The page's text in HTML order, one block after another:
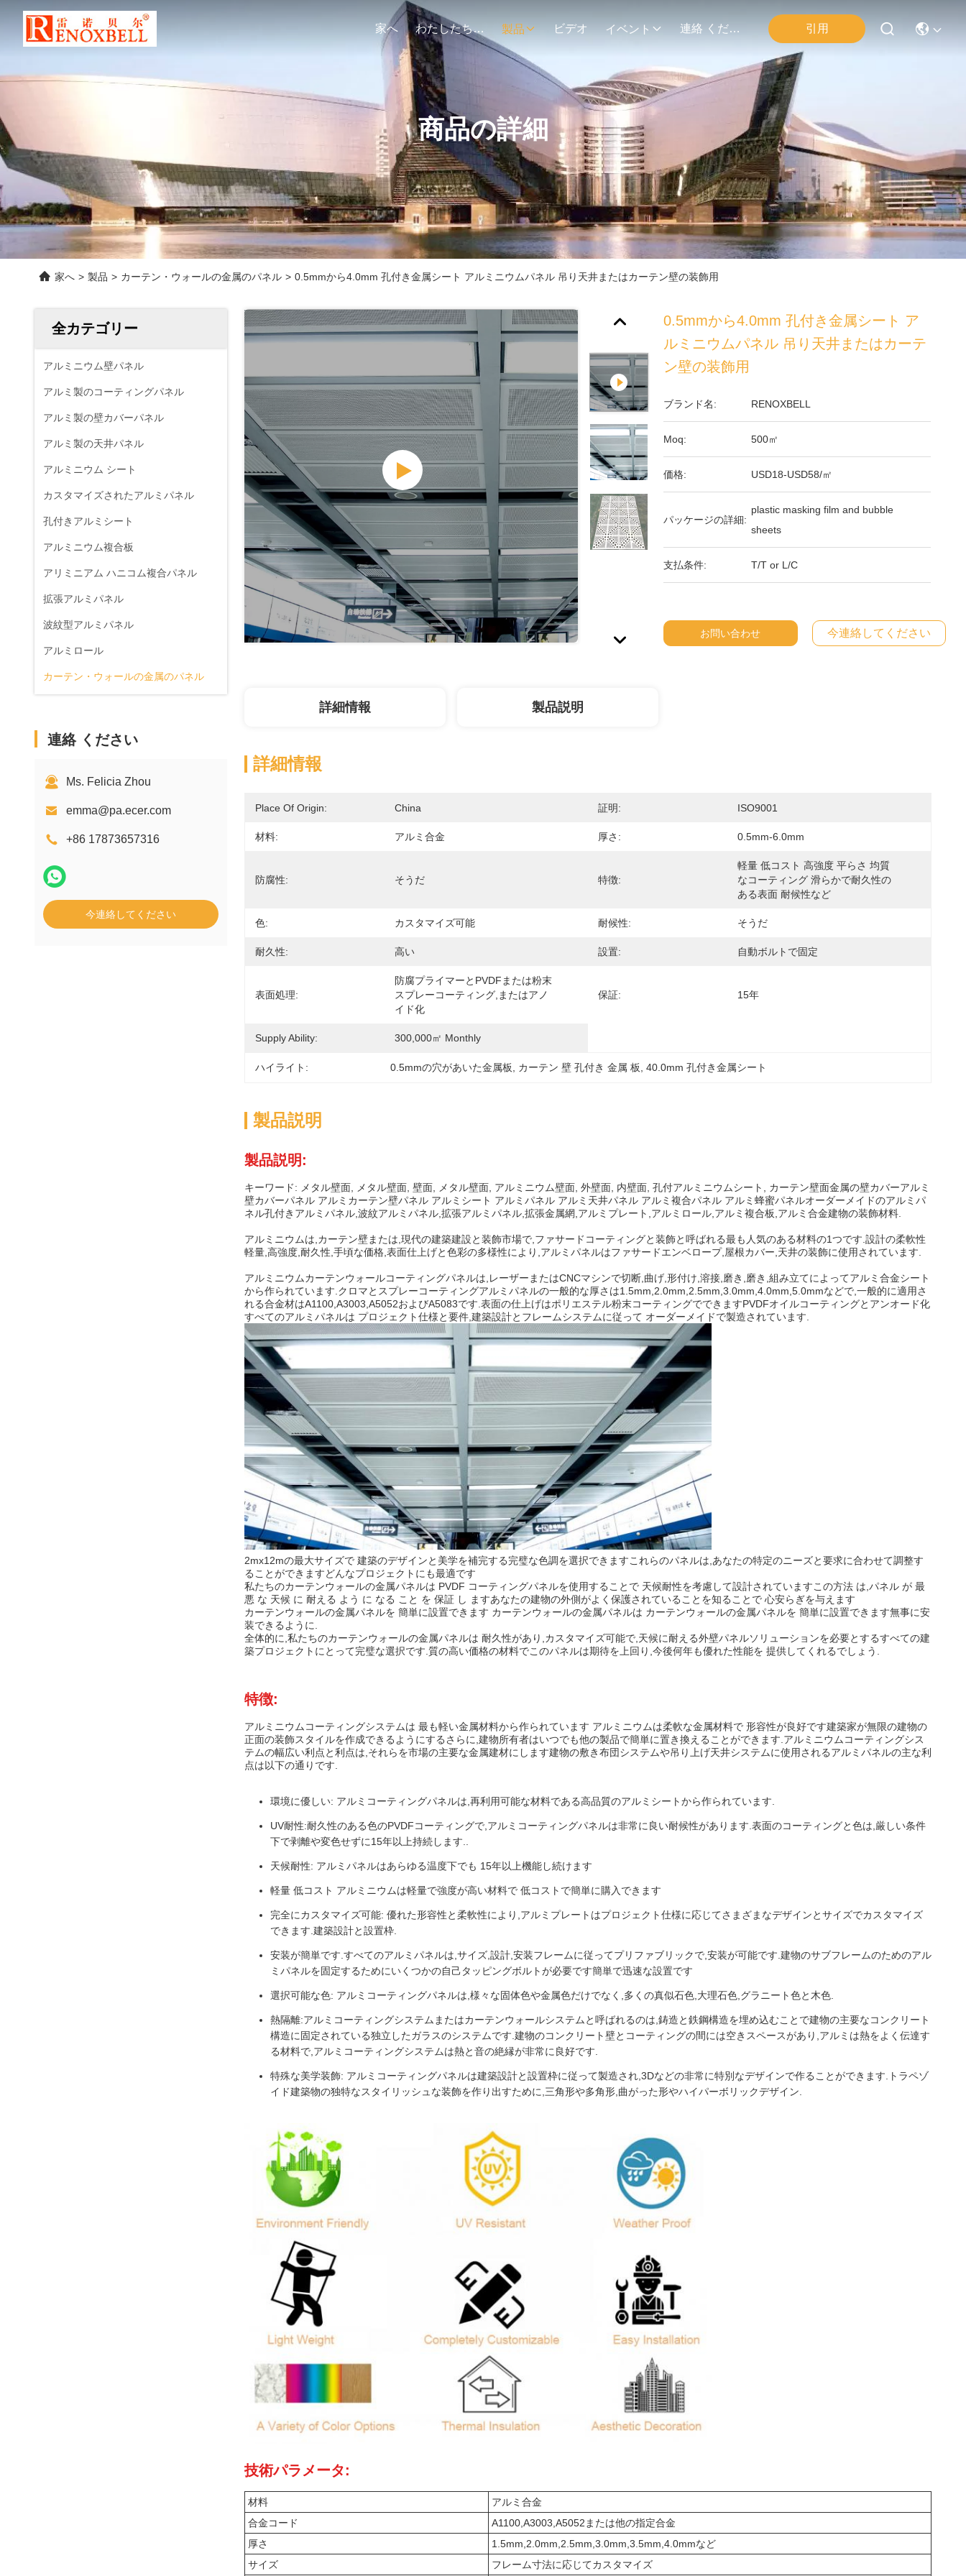
家へ わたしたち に つい て 製品 ビデオ イベント 連絡 ください 引用
商品の詳細
家へ > 製品 > カーテン・ウォールの金属のパネル > 0.5mmから4.0mm 孔付き金属シート アルミニウムパネル 吊り天井またはカーテン壁の装飾用
全カテゴリー
アルミニウム壁パネル
アルミ製のコーティングパネル
アルミ製の壁カバーパネル
アルミ製の天井パネル
アルミニウム シート
カスタマイズされたアルミパネル
孔付きアルミシート
アルミニウム複合板
アリミニアム ハニコム複合パネル
拡張アルミパネル
波紋型アルミパネル
アルミロール
カーテン・ウォールの金属のパネル
連絡 ください
Ms. Felicia Zhou
emma@pa.ecer.com
+86 17873657316
今連絡してください
0.5mmから4.0mm 孔付き金属シート ア
ルミニウムパネル 吊り天井またはカーテ
ン壁の装飾用
ブランド名: RENOXBELL
Moq: 500㎡
価格: USD18-USD58/㎡
パッケージの詳細:
plastic masking film and bubble
sheets
支払条件: T/T or L/C
お問い合わせ 今連絡してください
詳細情報 製品説明
詳細情報
Place Of Origin: China 証明: ISO9001
材料: アルミ合金 厚さ: 0.5mm-6.0mm
防腐性: そうだ 特徴:
軽量 低コスト 高強度 平らさ 均質
なコーティング 滑らかで耐久性の
ある表面 耐候性など
色: カスタマイズ可能 耐候性: そうだ
耐久性: 高い 設置: 自動ボルトで固定
表面処理:
防腐プライマーとPVDFまたは粉末
スプレーコーティング,またはアノ
イド化
保証: 15年
Supply Ability: 300,000㎡ Monthly
ハイライト: 0.5mmの穴があいた金属板 カーテン 壁 孔付き 金属 板 , 40.0mm 孔付き金属シート
製品説明
製品説明:
キーワード: メタル壁面, メタル壁面, 壁面, メタル壁面, アルミニウム壁面, 外壁面, 内壁面, 孔付アルミニウムシート, カーテン壁面金属の壁カバーアルミ
壁カバーパネル アルミカーテン壁パネル アルミシート アルミパネル アルミ天井パネル アルミ複合パネル アルミ蜂蜜パネルオーダーメイドのアルミパ
ネル孔付きアルミパネル,波紋アルミパネル,拡張アルミパネル,拡張金属網,アルミプレート,アルミロール,アルミ複合板,アルミ合金建物の装飾材料.
アルミニウムは,カーテン壁または,現代の建築建設と装飾市場で,ファサードコーティングと装飾と呼ばれる最も人気のある材料の1つです.設計の柔軟性
軽量,高強度,耐久性,手頃な価格,表面仕上げと色彩の多様性により,アルミパネルはファサードエンベロープ,屋根カバー,天井の装飾に使用されています.
アルミニウムカーテンウォールコーティングパネルは,レーザーまたはCNCマシンで切断,曲げ,形付け,溶接,磨き,磨き,組み立てによってアルミ合金シート
から作られています.クロマとスプレーコーティングアルミパネルの一般的な厚さは1.5mm,2.0mm,2.5mm,3.0mm,4.0mm,5.0mmなどで,一般的に適用さ
れる合金材はA1100,A3003,A5052およびA5083です.表面の仕上げはポリエステル粉末コーティングでできますPVDFオイルコーティングとアンオード化
すべてのアルミパネルは プロジェクト仕様と要件,建築設計とフレームシステムに従って オーダーメイドで製造されています.
2mx12mの最大サイズで 建築のデザインと美学を補完する完璧な色調を選択できますこれらのパネルは,あなたの特定のニーズと要求に合わせて調整す
ることができますどんなプロジェクトにも最適です
私たちのカーテンウォールの金属パネルは PVDF コーティングパネルを使用することで 天候耐性を考慮して設計されていますこの方法 は,パネル が 最
悪 な 天候 に 耐える よう に なる こと を 保証 し ますあなたの建物の外側がよく保護されていることを知ることで 心安らぎを与えます
カーテンウォールの金属パネルを 簡単に設置できます カーテンウォールの金属パネルは カーテンウォールの金属パネルを 簡単に設置できます無事に安
装できるように.
全体的に,私たちのカーテンウォールの金属パネルは 耐久性があり,カスタマイズ可能で,天候に耐える外壁パネルソリューションを必要とするすべての建
築プロジェクトにとって完璧な選択です.質の高い価格の材料でこのパネルは期待を上回り,今後何年も優れた性能を 提供してくれるでしょう.
特徴:
アルミニウムコーティングシステムは 最も軽い金属材料から作られています アルミニウムは柔軟な金属材料で 形容性が良好です建築家が無限の建物の
正面の装飾スタイルを作成できるようにするさらに,建物所有者はいつでも他の製品で簡単に置き換えることができます.アルミニウムコーティングシス
テムの幅広い利点と利点は,それらを市場の主要な金属建材にします建物の敷き布団システムや吊り上げ天井システムに使用されるアルミパネルの主な利
点は以下の通りです.
環境に優しい: アルミコーティングパネルは,再利用可能な材料である高品質のアルミシートから作られています.
UV耐性:耐久性のある色のPVDFコーティングで,アルミコーティングパネルは非常に良い耐候性があります.表面のコーティングと色は,厳しい条件
下で剥離や変色せずに15年以上持続します..
天候耐性: アルミパネルはあらゆる温度下でも 15年以上機能し続けます
軽量 低コスト アルミニウムは軽量で強度が高い材料で 低コストで簡単に購入できます
完全にカスタマイズ可能: 優れた形容性と柔軟性により,アルミプレートはプロジェクト仕様に応じてさまざまなデザインとサイズでカスタマイズ
できます.建築設計と設置枠.
安装が簡単です.すべてのアルミパネルは,サイズ,設計,安装フレームに従ってプリファブリックで,安装が可能です.建物のサブフレームのためのアル
ミパネルを固定するためにいくつかの自己タッピングボルトが必要です簡単で迅速な設置です
選択可能な色: アルミコーティングパネルは,様々な固体色や金属色だけでなく,多くの真似石色,大理石色,グラニート色と木色.
熱隔離:アルミコーティングシステムまたはカーテンウォールシステムと呼ばれるのは,鋳造と鉄鋼構造を埋め込むことで建物の主要なコンクリート
構造に固定されている独立したガラスのシステムです.建物のコンクリート壁とコーティングの間には空きスペースがあり,アルミは熱をよく伝達す
る材料で,アルミコーティングシステムは熱と音の絶縁が非常に良好です.
特殊な美学装飾: アルミコーティングパネルは建築設計と設置枠に従って製造され,3Dなどの非常に特別なデザインで作ることができます.トラペゾ
イド建築物の独特なスタイリッシュな装飾を作り出すために,三角形や多角形,曲がった形やハイパーボリックデザイン.
技術パラメータ:
材料
アルミ合金
合金コード
A1100,A3003,A5052または他の指定合金
厚さ
1.5mm,2.0mm,2.5mm,3.0mm,3.5mm,4.0mmなど
サイズ
フレーム寸法に応じてカスタマイズ